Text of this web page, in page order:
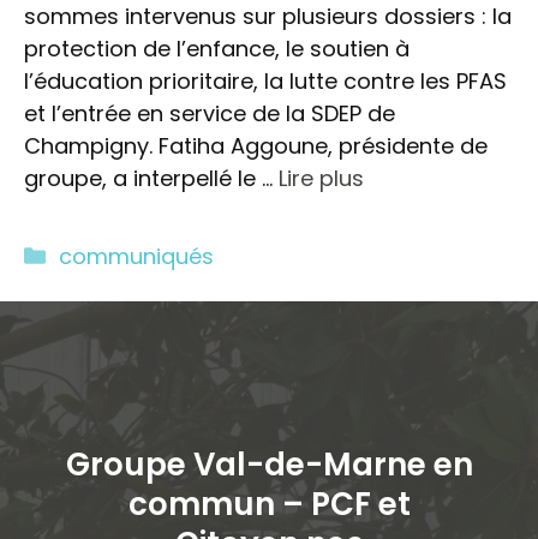
sommes intervenus sur plusieurs dossiers : la
protection de l’enfance, le soutien à
l’éducation prioritaire, la lutte contre les PFAS
et l’entrée en service de la SDEP de
Champigny. Fatiha Aggoune, présidente de
groupe, a interpellé le … Lire plus
Catégories
communiqués
Groupe Val-de-Marne en
commun – PCF et